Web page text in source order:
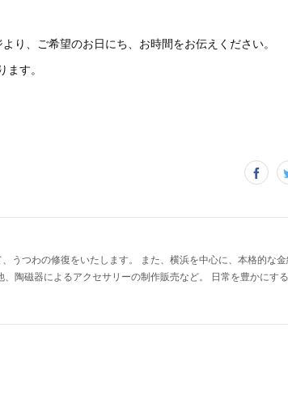
り、ご希望のお日にち、お時間をお伝えください。
す。
うつわの修復をいたします。 また、横浜を中心に、本格的な
、陶磁器によるアクセサリーの制作販売など。 日常を豊かにす